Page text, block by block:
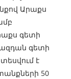
Արաքս
գետի
գետի
է
50